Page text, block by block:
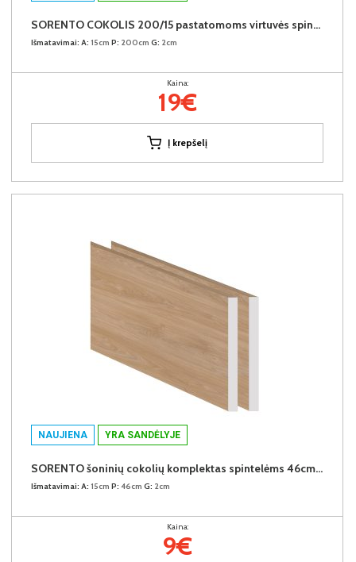
SORENTO COKOLIS 200/15 pastatomoms virtuvės spintelėms (Puccini)
Išmatavimai: A: 15cm P: 200cm G: 2cm
Kaina:
19€
Į krepšelį
NAUJIENA YRA SANDĖLYJE
SORENTO šoninių cokolių komplektas spintelėms 46cm (2vnt.) (Puccini)
Išmatavimai: A: 15cm P: 46cm G: 2cm
Kaina:
9€